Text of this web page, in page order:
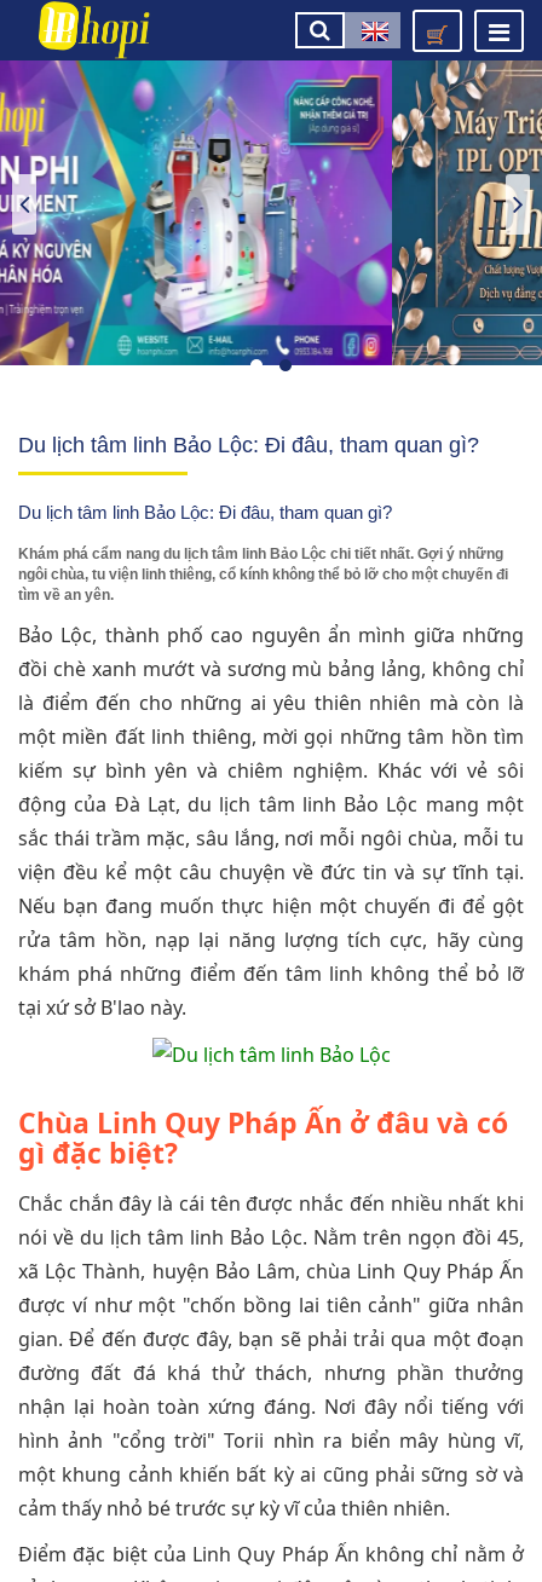
Du lịch tâm linh Bảo Lộc: Đi đâu, tham quan gì?
Du lịch tâm linh Bảo Lộc: Đi đâu, tham quan gì?
Khám phá cẩm nang du lịch tâm linh Bảo Lộc chi tiết nhất. Gợi ý những
ngôi chùa, tu viện linh thiêng, cổ kính không thể bỏ lỡ cho một chuyến đi
tìm về an yên.
Bảo Lộc, thành phố cao nguyên ẩn mình giữa những
đồi chè xanh mướt và sương mù bảng lảng, không chỉ
là điểm đến cho những ai yêu thiên nhiên mà còn là
một miền đất linh thiêng, mời gọi những tâm hồn tìm
kiếm sự bình yên và chiêm nghiệm. Khác với vẻ sôi
động của Đà Lạt, du lịch tâm linh Bảo Lộc mang một
sắc thái trầm mặc, sâu lắng, nơi mỗi ngôi chùa, mỗi tu
viện đều kể một câu chuyện về đức tin và sự tĩnh tại.
Nếu bạn đang muốn thực hiện một chuyến đi để gột
rửa tâm hồn, nạp lại năng lượng tích cực, hãy cùng
khám phá những điểm đến tâm linh không thể bỏ lỡ
tại xứ sở B'lao này.
Chùa Linh Quy Pháp Ấn ở đâu và có
gì đặc biệt?
Chắc chắn đây là cái tên được nhắc đến nhiều nhất khi
nói về du lịch tâm linh Bảo Lộc. Nằm trên ngọn đồi 45,
xã Lộc Thành, huyện Bảo Lâm, chùa Linh Quy Pháp Ấn
được ví như một "chốn bồng lai tiên cảnh" giữa nhân
gian. Để đến được đây, bạn sẽ phải trải qua một đoạn
đường đất đá khá thử thách, nhưng phần thưởng
nhận lại hoàn toàn xứng đáng. Nơi đây nổi tiếng với
hình ảnh "cổng trời" Torii nhìn ra biển mây hùng vĩ,
một khung cảnh khiến bất kỳ ai cũng phải sững sờ và
cảm thấy nhỏ bé trước sự kỳ vĩ của thiên nhiên.
Điểm đặc biệt của Linh Quy Pháp Ấn không chỉ nằm ở